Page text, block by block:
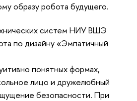
образу робота будущего.
систем НИУ ВШЭ
по дизайну «Эмпатичный
понятных формах,
лицо и дружелюбный
безопасности. При